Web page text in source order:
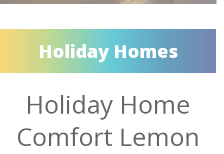
Holiday Homes
Holiday Home
Comfort Lemon